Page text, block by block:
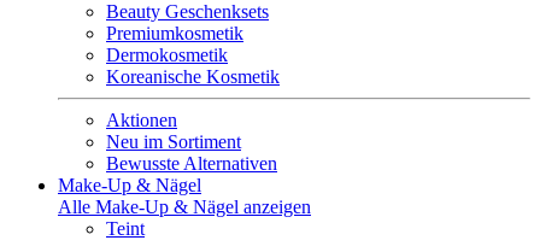
Beauty Geschenksets
Premiumkosmetik
Dermokosmetik
Koreanische Kosmetik
Aktionen
Neu im Sortiment
Bewusste Alternativen
Make-Up & Nägel
Alle Make-Up & Nägel anzeigen
Teint